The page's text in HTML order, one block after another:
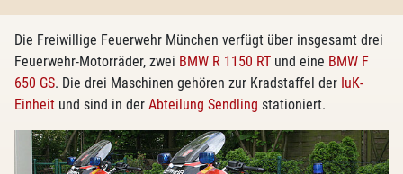
Die Freiwillige Feuerwehr München verfügt über insgesamt drei
Feuerwehr-Motorräder, zwei BMW R 1150 RT und eine BMW F
650 GS. Die drei Maschinen gehören zur Kradstaffel der IuK-
Einheit und sind in der Abteilung Sendling stationiert.